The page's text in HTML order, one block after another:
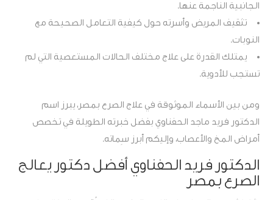
الجانبية الناجمة عنها.
تثقيف المريض وأسرته حول كيفية التعامل الصحيحة مع
النوبات.
يمتلك القدرة على علاج مختلف الحالات المستعصية التي لم
تستجب للأدوية.
ومن بين الأسماء الموثوقة في علاج الصرع بمصر، يبرز اسم
الدكتور فريد ماجد الحفناوي بفضل خبرته الطويلة في تخصص
أمراض المخ والأعصاب، وإليكم أبرز سِماته.
الدكتور فريد الحفناوي أفضل دكتور يعالج
الصرع بمصر